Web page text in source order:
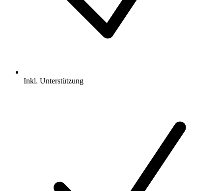
Inkl. Unterstützung